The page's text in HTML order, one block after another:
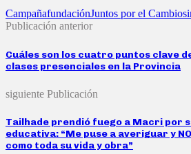
CampañafundaciónJuntos por el Cambio
Publicación anterior
Cuáles son los cuatro puntos clave
clases presenciales en la Provincia
siguiente Publicación
Tailhade prendió fuego a Macri por
educativa: “Me puse a averiguar y
como toda su vida y obra”